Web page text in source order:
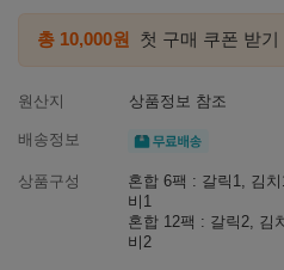
총 10,000원 첫 구매 쿠폰 받기
원산지
상품정보 참조
배송정보 무료배송
상품구성
혼합 6팩 : 갈릭1, 김
비1
혼합 12팩 : 갈릭2, 김
비2